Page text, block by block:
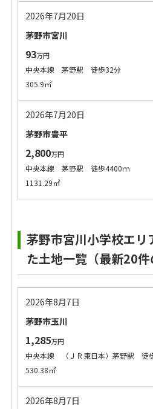
2026年7月20日
茅野市宮川
93万円
中央本線 茅野駅 徒歩32分
305.9㎡
2026年7月20日
茅野市豊平
2,800万円
中央本線 茅野駅 徒歩4400ｍ
1131.29㎡
茅野市宮川小学校エリ
た土地一覧（最新20件
2026年8月7日
茅野市玉川
1,285万円
中央本線 （ＪＲ東日本）茅野駅 徒
530.38㎡
2026年8月7日